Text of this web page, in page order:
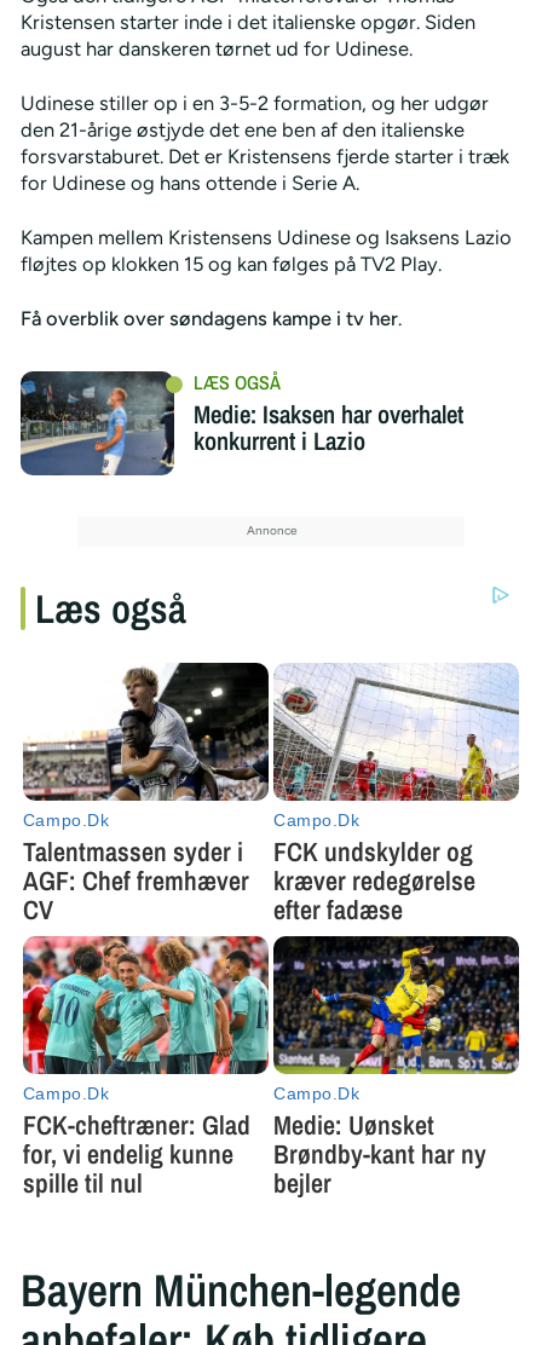
Kristensen starter inde i det italienske opgør. Siden
august har danskeren tørnet ud for Udinese.
Udinese stiller op i en 3-5-2 formation, og her udgør
den 21-årige østjyde det ene ben af den italienske
forsvarstaburet. Det er Kristensens fjerde starter i træk
for Udinese og hans ottende i Serie A.
Kampen mellem Kristensens Udinese og Isaksens Lazio
fløjtes op klokken 15 og kan følges på TV2 Play.
Få overblik over søndagens kampe i tv her.
Medie: Isaksen har overhalet
konkurrent i Lazio
Bayern München-legende